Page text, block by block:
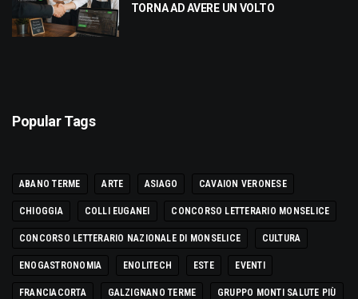
TORNA AD AVERE UN VOLTO
Popular Tags
ABANO TERME ARTE ASIAGO CAVAION VERONESE
CHIOGGIA COLLI EUGANEI CONCORSO LETTERARIO MONSELICE
CONCORSO LETTERARIO NAZIONALE DI MONSELICE CULTURA
ENOGASTRONOMIA ENOLITECH ESTE EVENTI
FRANCIACORTA GALZIGNANO TERME GRUPPO MONTI SALUTE PIÙ